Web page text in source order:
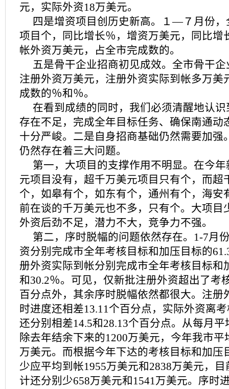
元，实际外资18万美元。
四是增资项目创历史新高。１—７月份，
项目个，同比增长％，增资万美元，同比增
帐外资万美元，占全市完成数的。
五是骨干企业招商初见成效。全市骨干
注册外资万美元，注册外资实际到帐多万美
成数的％和％。
在看到成绩的同时，我们必须清醒地认
存在不足，完成全年目标任务、确保南通动
十分严峻。二是自身招商基础仍然需要加强
仍然存在着三大问题。
第一，大项目的支撑作用不明显。在今
元项目没有，超千万美元项目只有个，而超
个，如皋有个，如东有个，通州有个，海安
前在谈的千万美元也不多，只有个。大项目
外资后劲不足，潜力不大，竞争力不强。
第二，序时脱幅的问题依然存在。1-7月
资分别完成市全年考核目标和加压目标的
册外资实际到帐分别完成市全年考核目标和
和30.2％。可见，仅新批注册外资超出了考
百分点外，其余序时脱幅依然都很大。注册
时进度还相差13.11个百分点，实际外资离
还分别相差14.5和28.13个百分点。从每月
除去年结余下来的1200万美元，今年我市平
万美元。而根据今年下达的考核目标和加压
少应平均到帐1955万美元和2838万美元，
计还分别少658万美元和1541万美元。序时